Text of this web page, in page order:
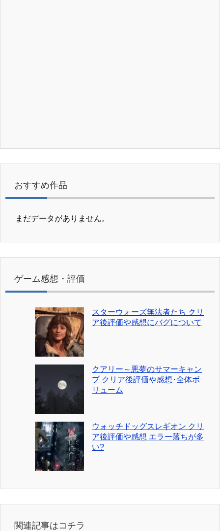
おすすめ作品
まだデータがありません。
ゲーム感想・評価
スターウォーズ無法者たち クリ
ア後評価や感想にバグについて
クアリー～悪夢のサマーキャン
プ クリア後評価や感想･全体ボ
リューム
ウォッチドッグスレギオン クリ
ア後評価や感想 エラー落ちが多
い?
関連記事はコチラ